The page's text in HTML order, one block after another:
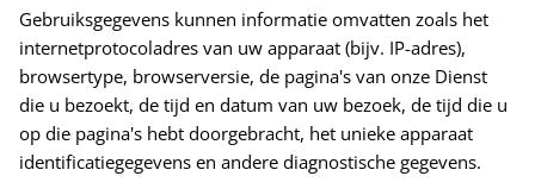
Gebruiksgegevens kunnen informatie omvatten zoals het
internetprotocoladres van uw apparaat (bijv. IP-adres),
browsertype, browserversie, de pagina's van onze Dienst
die u bezoekt, de tijd en datum van uw bezoek, de tijd die u
op die pagina's hebt doorgebracht, het unieke apparaat
identificatiegegevens en andere diagnostische gegevens.